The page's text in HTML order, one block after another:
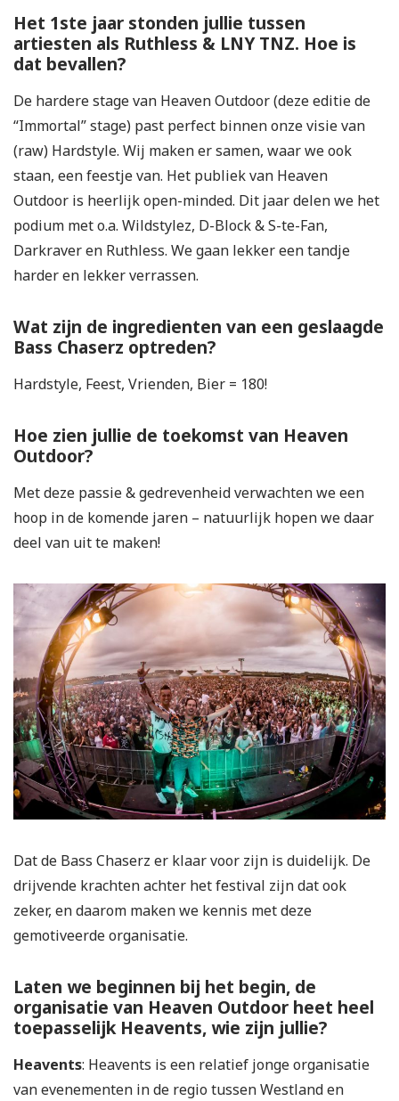
Het 1ste jaar stonden jullie tussen
artiesten als Ruthless & LNY TNZ. Hoe is
dat bevallen?
De hardere stage van Heaven Outdoor (deze editie de
“Immortal” stage) past perfect binnen onze visie van
(raw) Hardstyle. Wij maken er samen, waar we ook
staan, een feestje van. Het publiek van Heaven
Outdoor is heerlijk open-minded. Dit jaar delen we het
podium met o.a. Wildstylez, D-Block & S-te-Fan,
Darkraver en Ruthless. We gaan lekker een tandje
harder en lekker verrassen.
Wat zijn de ingredienten van een geslaagde
Bass Chaserz optreden?
Hardstyle, Feest, Vrienden, Bier = 180!
Hoe zien jullie de toekomst van Heaven
Outdoor?
Met deze passie & gedrevenheid verwachten we een
hoop in de komende jaren – natuurlijk hopen we daar
deel van uit te maken!
Dat de Bass Chaserz er klaar voor zijn is duidelijk. De
drijvende krachten achter het festival zijn dat ook
zeker, en daarom maken we kennis met deze
gemotiveerde organisatie.
Laten we beginnen bij het begin, de
organisatie van Heaven Outdoor heet heel
toepasselijk Heavents, wie zijn jullie?
Heavents: Heavents is een relatief jonge organisatie
van evenementen in de regio tussen Westland en